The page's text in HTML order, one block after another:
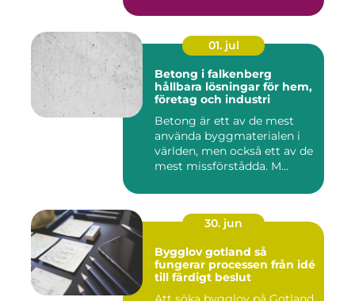
01. jul
Betong i falkenberg
hållbara lösningar för hem,
företag och industri
Betong är ett av de mest
använda byggmaterialen i
världen, men också ett av de
mest missförstådda. M...
30. jun
Bygglov gotland så
fungerar processen från idé
till färdigt beslut